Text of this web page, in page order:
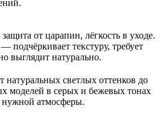
от царапин, лёгкость в уходе.
— подчёркивает текстуру, требует
выглядит натурально.
натуральных светлых оттенков до
моделей в серых и бежевых тонах
нужной атмосферы.